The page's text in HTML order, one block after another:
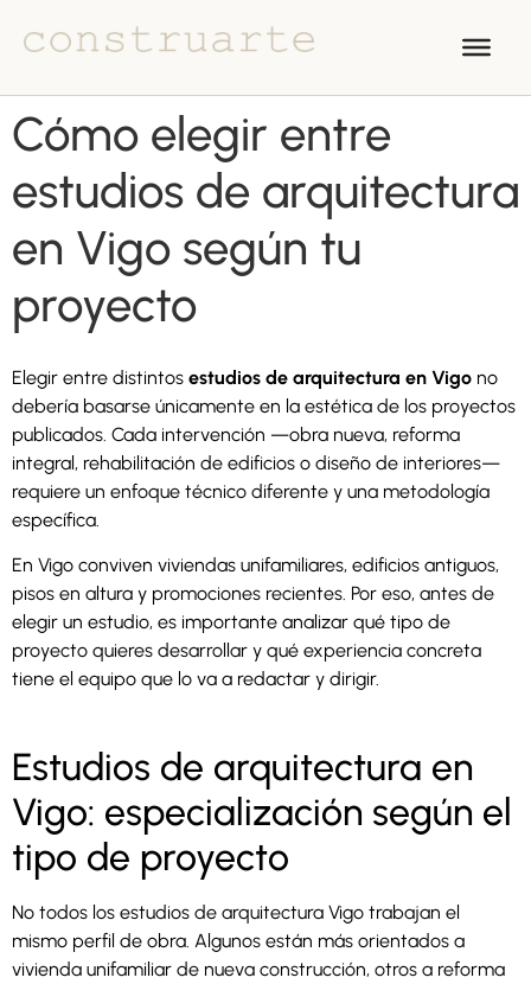
Cómo elegir entre
estudios de arquitectura
en Vigo según tu
proyecto
Elegir entre distintos estudios de arquitectura en Vigo no
debería basarse únicamente en la estética de los proyectos
publicados. Cada intervención —obra nueva, reforma
integral, rehabilitación de edificios o diseño de interiores—
requiere un enfoque técnico diferente y una metodología
específica.
En Vigo conviven viviendas unifamiliares, edificios antiguos,
pisos en altura y promociones recientes. Por eso, antes de
elegir un estudio, es importante analizar qué tipo de
proyecto quieres desarrollar y qué experiencia concreta
tiene el equipo que lo va a redactar y dirigir.
Estudios de arquitectura en
Vigo: especialización según el
tipo de proyecto
No todos los estudios de arquitectura Vigo trabajan el
mismo perfil de obra. Algunos están más orientados a
vivienda unifamiliar de nueva construcción, otros a reforma